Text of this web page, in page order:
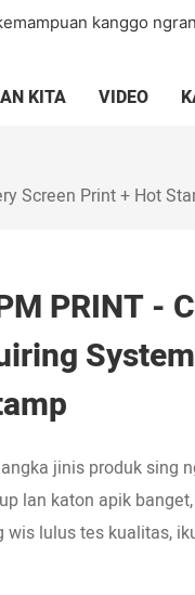
kanggo
KITA VIDEO
Screen Print + Hot
PRINT -
jinis produk sing
lan katon apik
wis lulus tes kualitas,